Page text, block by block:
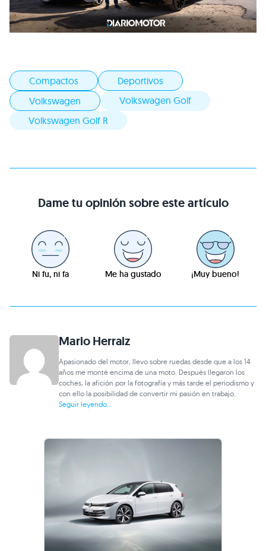
Compactos
Deportivos
Volkswagen
Volkswagen Golf
Volkswagen Golf R
Dame tu opinión sobre este artículo
Ni fu, ni fa Me ha gustado ¡Muy bueno!
Mario Herraiz
Apasionado del motor, llevo sobre ruedas desde que a los 14
años me monté encima de una moto. Después llegaron los
coches, la afición por la fotografía y más tarde el periodismo y
con ello la posibilidad de convertir mi pasión en trabajo.
Seguir leyendo...